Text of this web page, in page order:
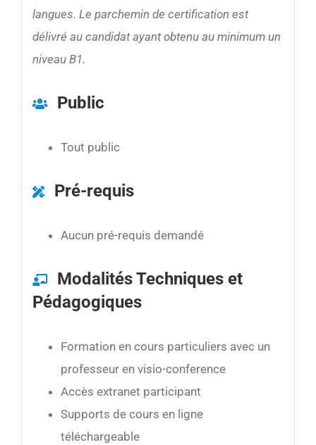
langues. Le parchemin de certification est
délivré au candidat ayant obtenu au minimum un
niveau B1.
Public
Tout public
Pré-requis
Aucun pré-requis demandé
Modalités Techniques et
Pédagogiques
Formation en cours particuliers avec un
professeur en visio-conference
Accès extranet participant
Supports de cours en ligne
téléchargeable